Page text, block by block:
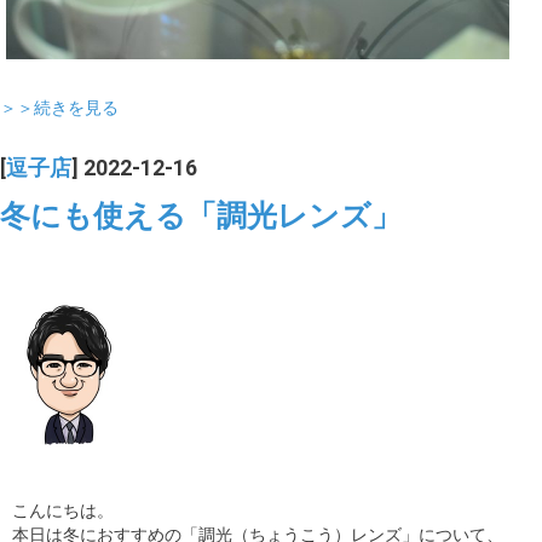
＞＞続きを見る
[逗子店] 2022-12-16
冬にも使える「調光レンズ」
こんにちは。
本日は冬におすすめの「調光（ちょうこう）レンズ」について、